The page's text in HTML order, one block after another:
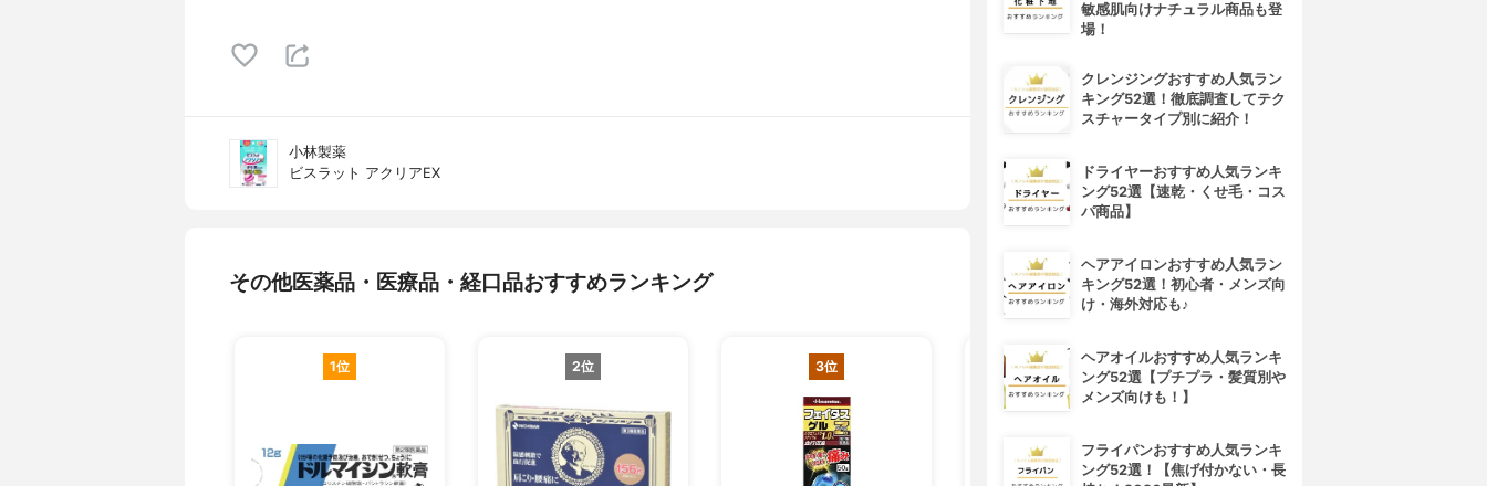
小林製薬
ビスラット アクリアEX
その他医薬品・医療品・経口品おすすめランキング
1位 2位 3位 4位
敏感肌向けナチュラル商品も登
場！
クレンジングおすすめ人気ラン
キング52選！徹底調査してテク
スチャータイプ別に紹介！
ドライヤーおすすめ人気ランキ
ング52選【速乾・くせ毛・コス
パ商品】
ヘアアイロンおすすめ人気ラン
キング52選！初心者・メンズ向
け・海外対応も♪
ヘアオイルおすすめ人気ランキ
ング52選【プチプラ・髪質別や
メンズ向けも！】
フライパンおすすめ人気ランキ
ング52選！【焦げ付かない・長